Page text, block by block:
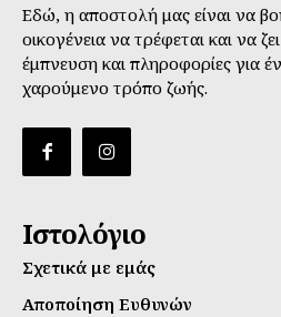
Εδώ, η αποστολή μας είναι να
οικογένεια να τρέφεται και να
έμπνευση και πληροφορίες για
χαρούμενο τρόπο ζωής.
Ιστολόγιο
Σχετικά με εμάς
Αποποίηση Ευθυνών